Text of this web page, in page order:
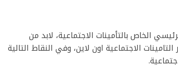
الخاص بالتأمينات الاجتماعية، لابد من
الاجتماعية اون لاين، وفي النقاط التالية